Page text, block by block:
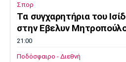
Σπορ
Tα συγχαρητήρια του
στην Εβελυν
21:00
Ποδόσφαιρο - Διεθνή